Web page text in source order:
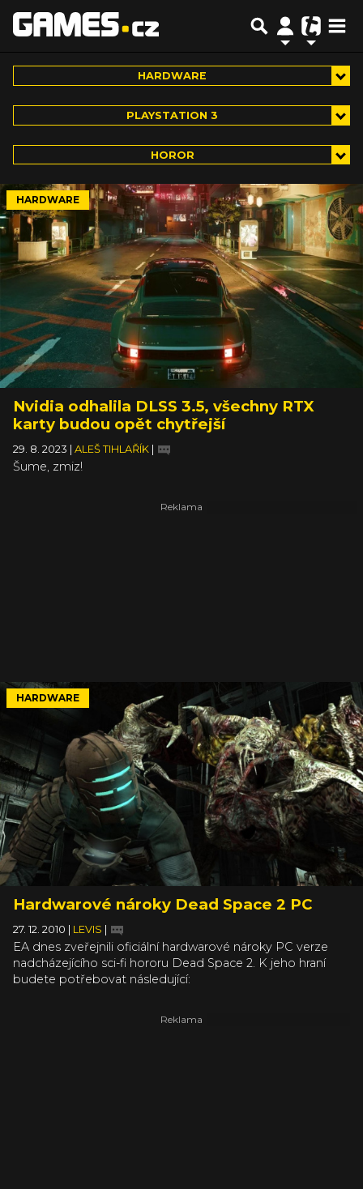
HARDWARE
PLAYSTATION 3
HOROR
HARDWARE
Nvidia odhalila DLSS 3.5, všechny RTX
karty budou opět chytřejší
29. 8. 2023 ALEŠ TIHLAŘÍK
Šume, zmiz!
HARDWARE
Hardwarové nároky Dead Space 2 PC
27. 12. 2010 LEVIS
EA dnes zveřejnili oficiální hardwarové nároky PC verze
nadcházejícího sci-fi hororu Dead Space 2. K jeho hraní
budete potřebovat následující: